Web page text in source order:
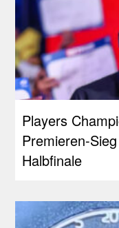
Players
Premieren-
Halbfinale